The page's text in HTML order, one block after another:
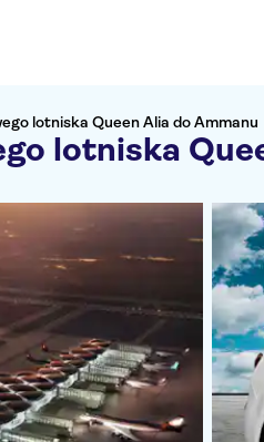
lotniska Queen Alia do Ammanu
lotniska